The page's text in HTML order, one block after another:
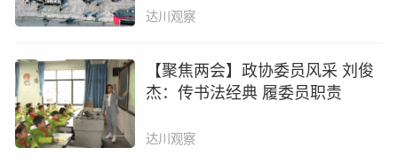
文章来源：达川区妇幼保健院
刘涵
更多内容请打开达川观察, 或
达川观察
【聚焦两会】政协委员风采 刘俊
杰：传书法经典 履委员职责
达川观察